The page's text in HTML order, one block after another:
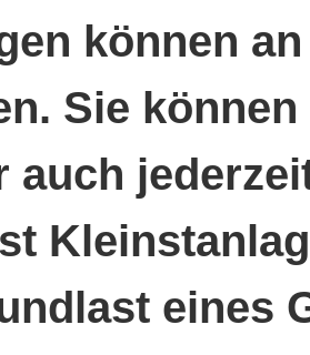
können
Sie können
auch
eines